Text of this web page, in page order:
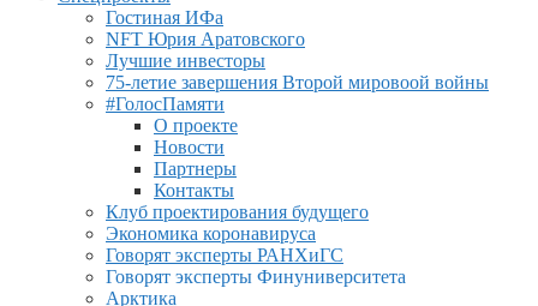
Гостиная ИФа
NFT Юрия Аратовского
Лучшие инвесторы
75-летие завершения Второй мировоой войны
#ГолосПамяти
О проекте
Новости
Партнеры
Контакты
Клуб проектирования будущего
Экономика коронавируса
Говорят эксперты РАНХиГС
Говорят эксперты Финуниверситета
Арктика